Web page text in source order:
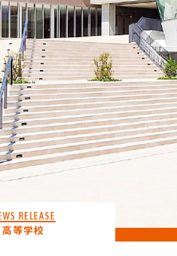
RELEASE
高等学校